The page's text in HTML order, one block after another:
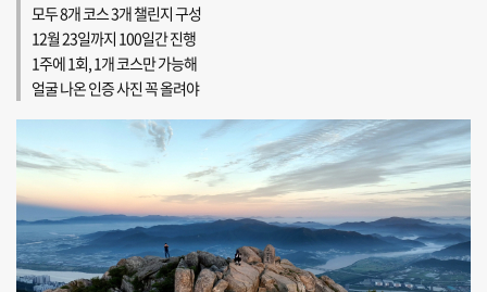
모두 8개 코스 3개 챌린지 구성
12월 23일까지 100일간 진행
1주에 1회, 1개 코스만 가능해
얼굴 나온 인증 사진 꼭 올려야